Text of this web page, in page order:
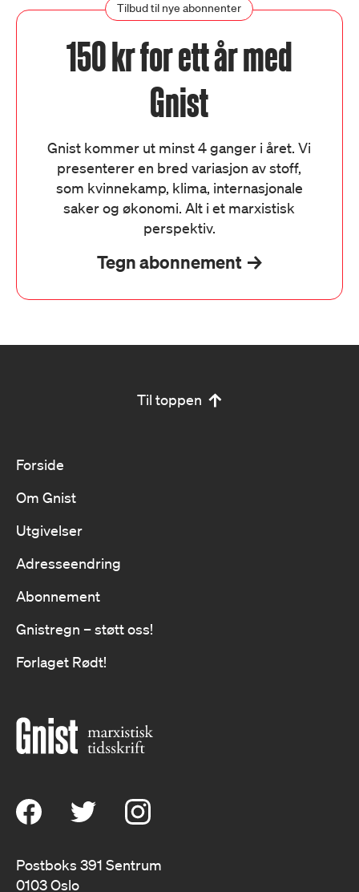
Tilbud til nye abonnenter
150 kr for ett år med
Gnist
Gnist kommer ut minst 4 ganger i året. Vi
presenterer en bred variasjon av stoff,
som kvinnekamp, klima, internasjonale
saker og økonomi. Alt i et marxistisk
perspektiv.
Tegn abonnement
Til toppen
Forside
Om Gnist
Utgivelser
Adresseendring
Abonnement
Gnistregn – støtt oss!
Forlaget Rødt!
Postboks 391 Sentrum
0103 Oslo